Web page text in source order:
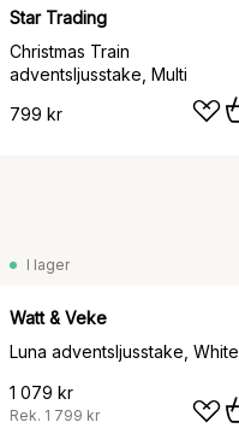
Star Trading
Christmas Train
adventsljusstake, Multi
799 kr
I lager
Watt & Veke
Luna adventsljusstake, White
1 079 kr
Rek. 1 799 kr